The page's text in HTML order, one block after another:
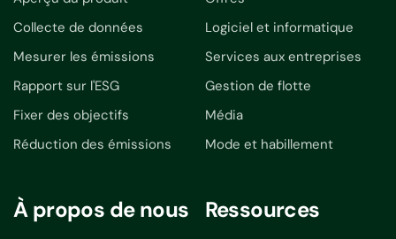
Collecte de données
Mesurer les émissions
Rapport sur l'ESG
Fixer des objectifs
Réduction des émissions
Logiciel et informatique
Services aux entreprises
Gestion de flotte
Média
Mode et habillement
À propos de nous Ressources